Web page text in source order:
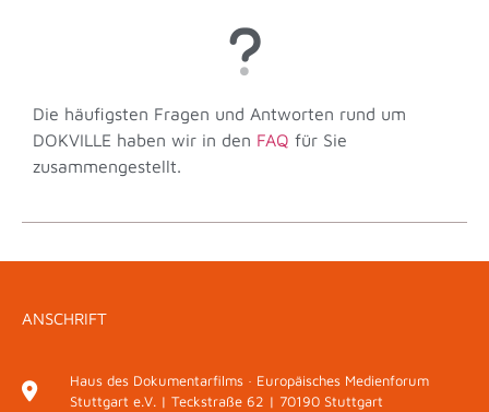
Die häufigsten Fragen und Antworten rund um
DOKVILLE haben wir in den FAQ für Sie
zusammengestellt.
ANSCHRIFT
Haus des Dokumentarfilms · Europäisches Medienforum
Stuttgart e.V. | Teckstraße 62 | 70190 Stuttgart